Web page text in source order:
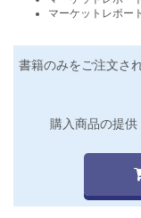
マーケットレポー
書籍のみをご注文さ
購入商品の提